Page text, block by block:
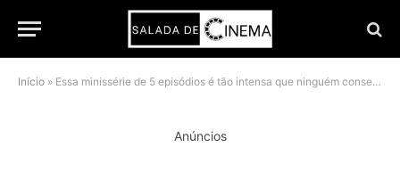
Início » Essa minissérie de 5 episódios é tão intensa que ninguém consegue parar de ver
Anúncios